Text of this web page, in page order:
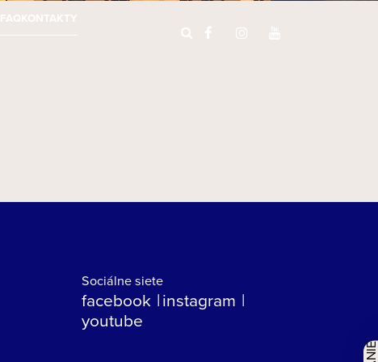
FAQKONTAKTY
Sociálne siete
facebook instagram
youtube